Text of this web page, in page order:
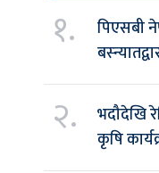
१.
पिएसबी
२.
भदौदेखि
कृषि